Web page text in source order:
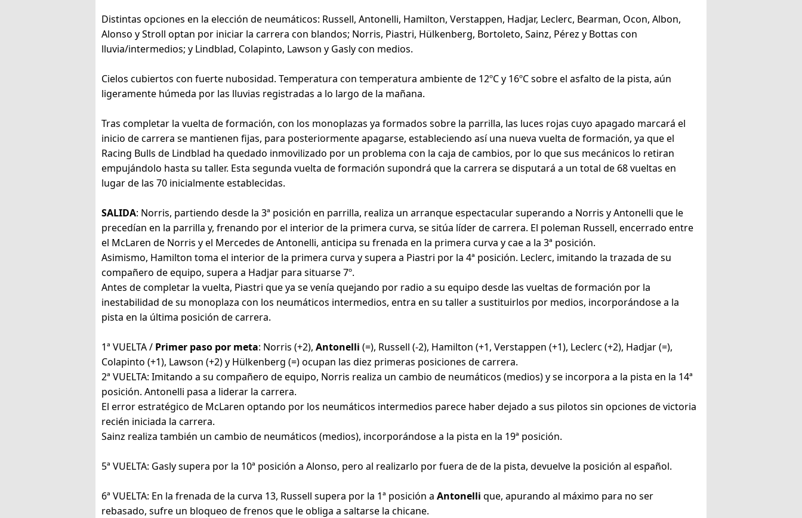
Distintas opciones en la elección de neumáticos: Russell, Antonelli, Hamilton, Verstappen, Hadjar, Leclerc, Bearman, Ocon, Albon,
Alonso y Stroll optan por iniciar la carrera con blandos; Norris, Piastri, Hülkenberg, Bortoleto, Sainz, Pérez y Bottas con
lluvia/intermedios; y Lindblad, Colapinto, Lawson y Gasly con medios.
Cielos cubiertos con fuerte nubosidad. Temperatura con temperatura ambiente de 12ºC y 16ºC sobre el asfalto de la pista, aún
ligeramente húmeda por las lluvias registradas a lo largo de la mañana.
Tras completar la vuelta de formación, con los monoplazas ya formados sobre la parrilla, las luces rojas cuyo apagado marcará el
inicio de carrera se mantienen fijas, para posteriormente apagarse, estableciendo así una nueva vuelta de formación, ya que el
Racing Bulls de Lindblad ha quedado inmovilizado por un problema con la caja de cambios, por lo que sus mecánicos lo retiran
empujándolo hasta su taller. Esta segunda vuelta de formación supondrá que la carrera se disputará a un total de 68 vueltas en
lugar de las 70 inicialmente establecidas.
SALIDA: Norris, partiendo desde la 3ª posición en parrilla, realiza un arranque espectacular superando a Norris y Antonelli que le
precedían en la parrilla y, frenando por el interior de la primera curva, se sitúa líder de carrera. El poleman Russell, encerrado entre
el McLaren de Norris y el Mercedes de Antonelli, anticipa su frenada en la primera curva y cae a la 3ª posición.
Asimismo, Hamilton toma el interior de la primera curva y supera a Piastri por la 4ª posición. Leclerc, imitando la trazada de su
compañero de equipo, supera a Hadjar para situarse 7º.
Antes de completar la vuelta, Piastri que ya se venía quejando por radio a su equipo desde las vueltas de formación por la
inestabilidad de su monoplaza con los neumáticos intermedios, entra en su taller a sustituirlos por medios, incorporándose a la
pista en la última posición de carrera.
1ª VUELTA / Primer paso por meta: Norris (+2),Antonelli (=), Russell (-2), Hamilton (+1, Verstappen (+1), Leclerc (+2), Hadjar (=),
Colapinto (+1), Lawson (+2) y Hülkenberg (=) ocupan las diez primeras posiciones de carrera.
2ª VUELTA: Imitando a su compañero de equipo, Norris realiza un cambio de neumáticos (medios) y se incorpora a la pista en la 14ª
posición. Antonelli pasa a liderar la carrera.
El error estratégico de McLaren optando por los neumáticos intermedios parece haber dejado a sus pilotos sin opciones de victoria
recién iniciada la carrera.
Sainz realiza también un cambio de neumáticos (medios), incorporándose a la pista en la 19ª posición.
5ª VUELTA: Gasly supera por la 10ª posición a Alonso, pero al realizarlo por fuera de de la pista, devuelve la posición al español.
6ª VUELTA: En la frenada de la curva 13, Russell supera por la 1ª posición aAntonelli que, apurando al máximo para no ser
rebasado, sufre un bloqueo de frenos que le obliga a saltarse la chicane.